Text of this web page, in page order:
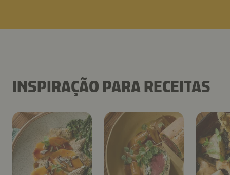
INSPIRAÇÃO PARA RECEITAS